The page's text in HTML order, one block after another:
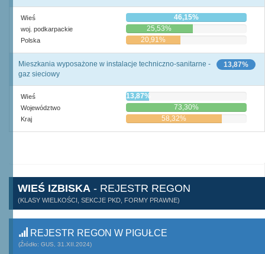
Wieś 46,15%
woj. podkarpackie 25,53%
Polska 20,91%
13,87%
Mieszkania wyposażone w instalacje techniczno-sanitarne -
gaz sieciowy
Wieś 13,87%
Województwo 73,30%
Kraj 58,32%
WIEŚ IZBISKA - REJESTR REGON
(KLASY WIELKOŚCI, SEKCJE PKD, FORMY PRAWNE)
REJESTR REGON W PIGUŁCE
(Źródło: GUS, 31.XII.2024)